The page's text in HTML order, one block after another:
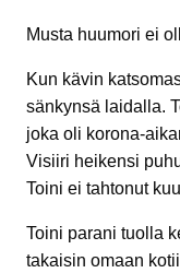
Musta huumori ei
Kun kävin
sänkynsä laidalla.
joka oli korona-
Visiiri heikensi
Toini ei tahtonut
Toini parani tuolla
takaisin omaan